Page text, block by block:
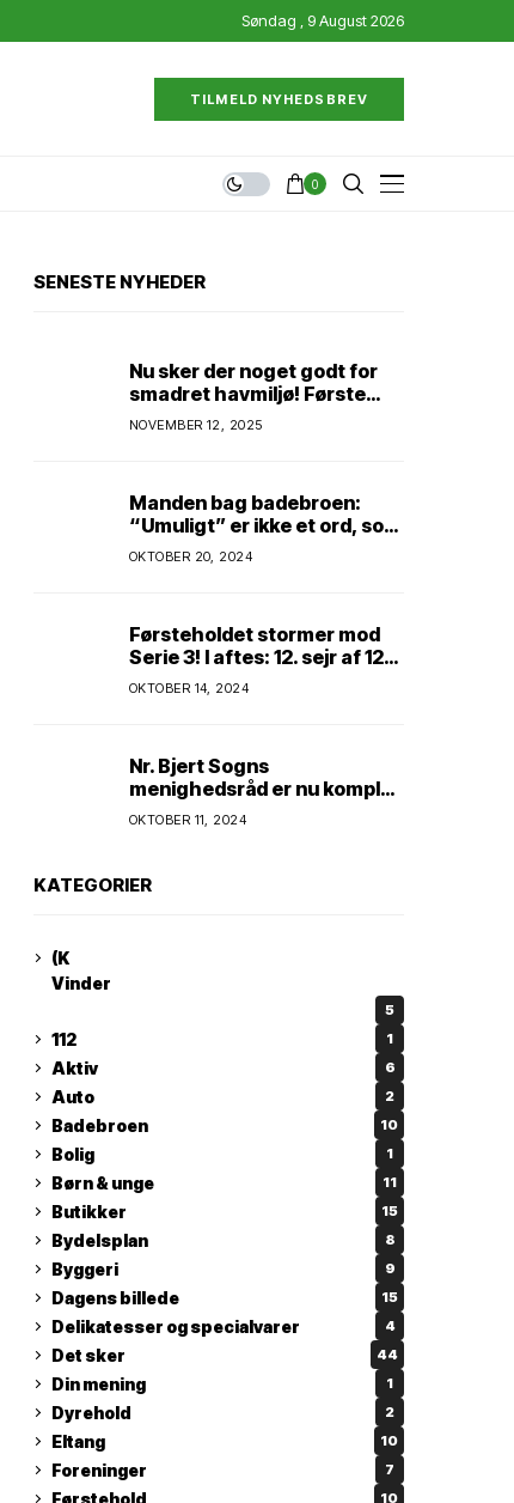
Søndag , 9 August 2026
TILMELD NYHEDSBREV
0
SENESTE NYHEDER
Nu sker der noget godt for
smadret havmiljø! Første
konkrete projekt!
Genopretning af natur i
kroner!
NOVEMBER 12, 2025
Manden bag badebroen:
“Umuligt” er ikke et ord, som
Kim Andersen kender
OKTOBER 20, 2024
Førsteholdet stormer mod
Serie 3! I aftes: 12. sejr af 12
mulige! Kun ét hold kan
spænde ben! Afgørende
OKTOBER 14, 2024
Nr. Bjert Sogns
menighedsråd er nu komplet
* Trapholt i efterårsferien:
Kunst og kreativitet i
kunstnerpar repræsenteres
OKTOBER 11, 2024
KATEGORIER
(K
Vinder
5
112 1
Aktiv 6
Auto 2
Badebroen 10
Bolig 1
Børn & unge 11
Butikker 15
Bydelsplan 8
Byggeri 9
Dagens billede 15
Delikatesser og specialvarer 4
Det sker 44
Din mening 1
Dyrehold 2
Eltang 10
Foreninger 7
Førstehold 10